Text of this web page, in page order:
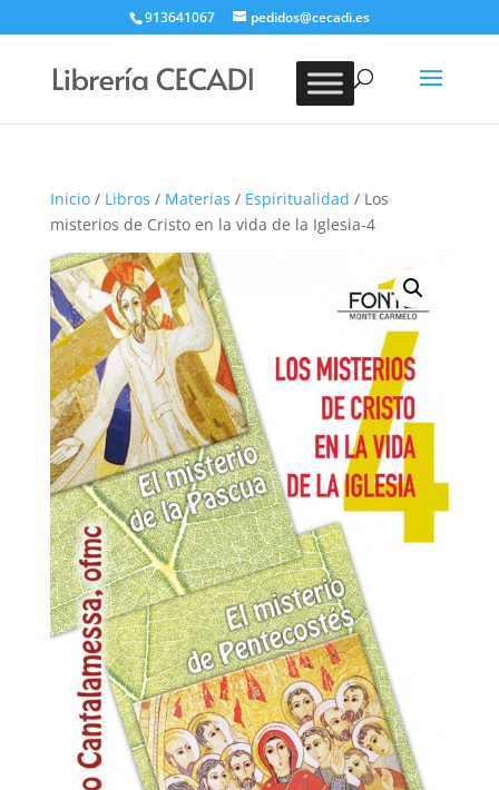
913641067 pedidos@cecadi.es
BUSCAR
Inicio/ Libros / Materias / Espiritualidad / Los
misterios de Cristo en la vida de la Iglesia-4